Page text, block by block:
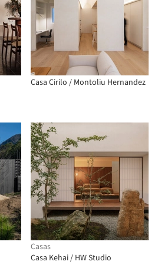
Casa Cirilo / Montoliu Hernandez
Casas
Casa Kehai / HW Studio